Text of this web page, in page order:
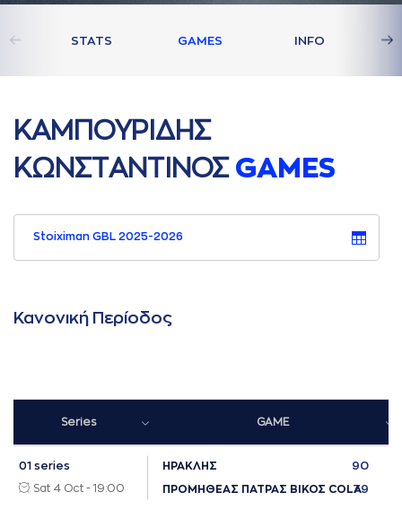
STATS GAMES INFO
ΚAΜΠΟΥΡΙΔΗΣ
ΚΩΝΣΤAΝΤΙΝΟΣ GAMES
Stoiximan GBL 2025-2026
Κανονική Περίοδος
Series GAME
01 series
Sat 4 Oct - 19:00
ΗΡΑΚΛΗΣ 90
ΠΡΟΜΗΘΕΑΣ ΠΑΤΡΑΣ ΒΙΚΟΣ COLA79